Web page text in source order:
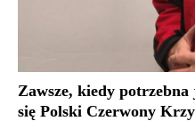
Zawsze, kiedy
się Polski Czerwony